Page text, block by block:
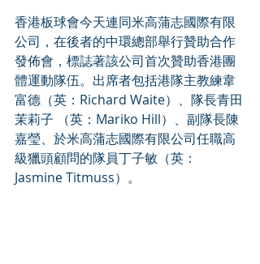
香港板球會今天連同米高蒲志國際有限
公司，在後者的中環總部舉行贊助合作
發佈會，標誌著該公司首次贊助香港團
體運動隊伍。出席者包括港隊主教練韋
富德（英：Richard Waite）、隊長青田
茉莉子 （英：Mariko Hill）、副隊長陳
嘉瑩、於米高蒲志國際有限公司任職高
級獵頭顧問的隊員丁子敏（英：
Jasmine Titmuss）。